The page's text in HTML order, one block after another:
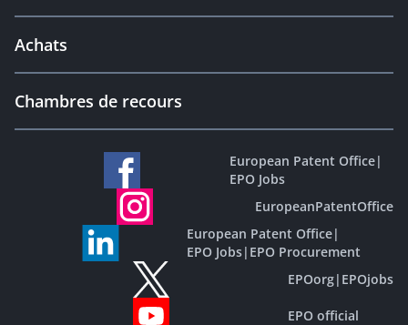
Achats
Chambres de recours
European Patent Office|
EPO Jobs
EuropeanPatentOffice
European Patent Office|
EPO Jobs| EPO Procurement
EPOorg| EPOjobs
EPO official